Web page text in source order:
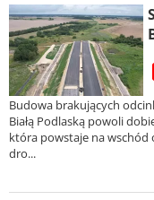
Budowa brakujących
Białą Podlaską powoli
która powstaje na wschód
dro...